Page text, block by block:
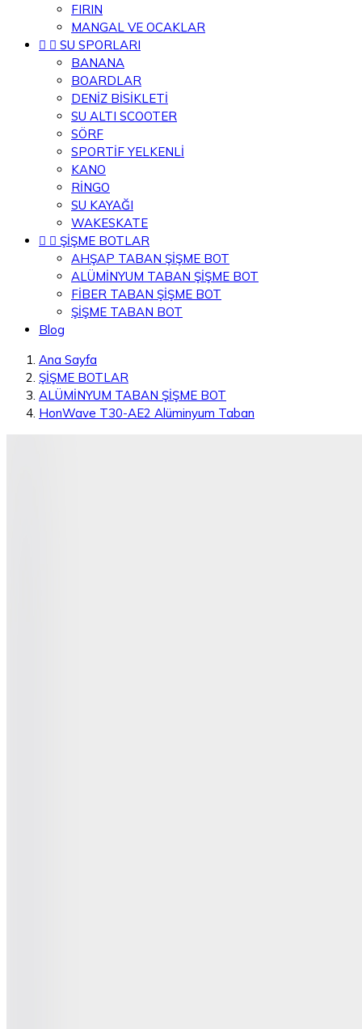
FIRIN
MANGAL VE OCAKLAR
  SU SPORLARI
BANANA
BOARDLAR
DENİZ BİSİKLETİ
SU ALTI SCOOTER
SÖRF
SPORTİF YELKENLİ
KANO
RİNGO
SU KAYAĞI
WAKESKATE
  ŞİŞME BOTLAR
AHŞAP TABAN ŞİŞME BOT
ALÜMİNYUM TABAN ŞİŞME BOT
FİBER TABAN ŞİŞME BOT
ŞİŞME TABAN BOT
Blog
Ana Sayfa
ŞİŞME BOTLAR
ALÜMİNYUM TABAN ŞİŞME BOT
HonWave T30-AE2 Alüminyum Taban